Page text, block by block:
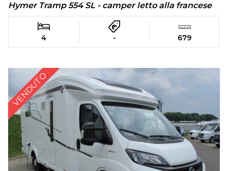
Hymer Tramp 554 SL - camper letto alla francese
4 - 679
VENDUTO